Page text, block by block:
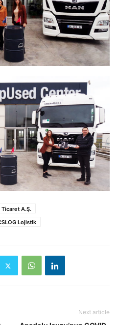
A.Ş.
Lojistik
Next article